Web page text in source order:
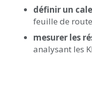
définir un
feuille de route
mesurer les
analysant les